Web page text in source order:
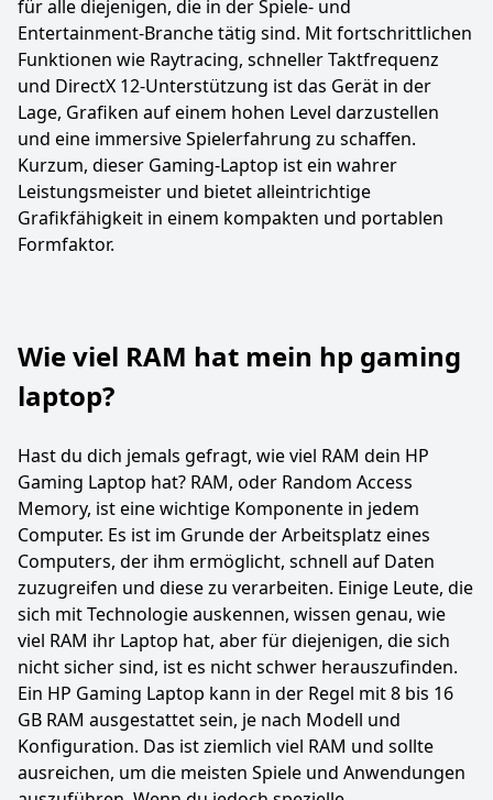
für alle diejenigen, die in der Spiele- und
Entertainment-Branche tätig sind. Mit fortschrittlichen
Funktionen wie Raytracing, schneller Taktfrequenz
und DirectX 12-Unterstützung ist das Gerät in der
Lage, Grafiken auf einem hohen Level darzustellen
und eine immersive Spielerfahrung zu schaffen.
Kurzum, dieser Gaming-Laptop ist ein wahrer
Leistungsmeister und bietet alleintrichtige
Grafikfähigkeit in einem kompakten und portablen
Formfaktor.
Wie viel RAM hat mein hp gaming
laptop?
Hast du dich jemals gefragt, wie viel RAM dein HP
Gaming Laptop hat? RAM, oder Random Access
Memory, ist eine wichtige Komponente in jedem
Computer. Es ist im Grunde der Arbeitsplatz eines
Computers, der ihm ermöglicht, schnell auf Daten
zuzugreifen und diese zu verarbeiten. Einige Leute, die
sich mit Technologie auskennen, wissen genau, wie
viel RAM ihr Laptop hat, aber für diejenigen, die sich
nicht sicher sind, ist es nicht schwer herauszufinden.
Ein HP Gaming Laptop kann in der Regel mit 8 bis 16
GB RAM ausgestattet sein, je nach Modell und
Konfiguration. Das ist ziemlich viel RAM und sollte
ausreichen, um die meisten Spiele und Anwendungen